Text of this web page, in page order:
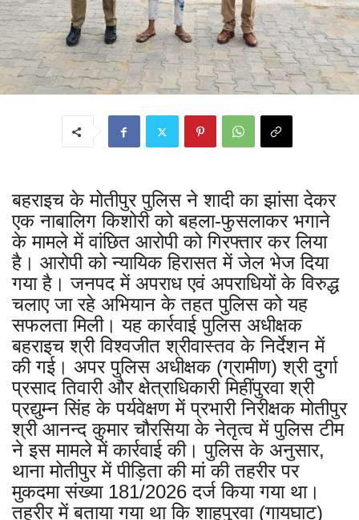
बहराइच के मोतीपुर पुलिस ने शादी का झांसा देकर
एक नाबालिग किशोरी को बहला-फुसलाकर भगाने
के मामले में वांछित आरोपी को गिरफ्तार कर लिया
है। आरोपी को न्यायिक हिरासत में जेल भेज दिया
गया है। जनपद में अपराध एवं अपराधियों के विरुद्ध
चलाए जा रहे अभियान के तहत पुलिस को यह
सफलता मिली। यह कार्रवाई पुलिस अधीक्षक
बहराइच श्री विश्वजीत श्रीवास्तव के निर्देशन में
की गई। अपर पुलिस अधीक्षक (ग्रामीण) श्री दुर्गा
प्रसाद तिवारी और क्षेत्राधिकारी मिहींपुरवा श्री
प्रद्युम्न सिंह के पर्यवेक्षण में प्रभारी निरीक्षक मोतीपुर
श्री आनन्द कुमार चौरसिया के नेतृत्व में पुलिस टीम
ने इस मामले में कार्रवाई की। पुलिस के अनुसार,
थाना मोतीपुर में पीड़िता की मां की तहरीर पर
मुकदमा संख्या 181/2026 दर्ज किया गया था।
तहरीर में बताया गया था कि शाहपुरवा (गायघाट)